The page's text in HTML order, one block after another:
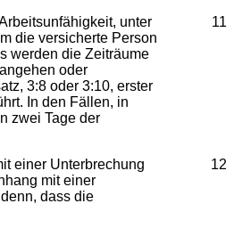
11
unter
die versicherte Person
werden die Zeiträume
oder
3:8 oder 3:10, erster
In den Fällen, in
zwei Tage der
12
einer Unterbrechung
mit einer
dass die